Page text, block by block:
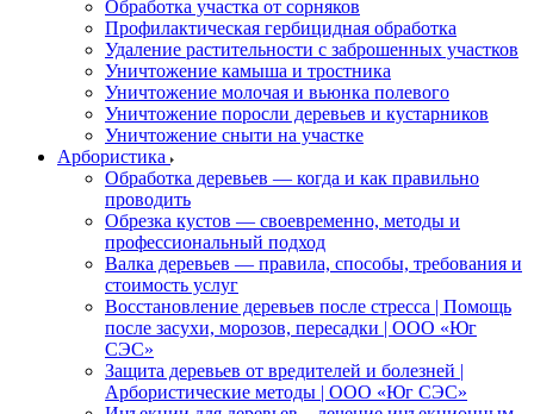
Обработка участка от сорняков
Профилактическая гербицидная обработка
Удаление растительности с заброшенных участков
Уничтожение камыша и тростника
Уничтожение молочая и вьюнка полевого
Уничтожение поросли деревьев и кустарников
Уничтожение сныти на участке
Арбористика
Обработка деревьев — когда и как правильно
проводить
Обрезка кустов — своевременно, методы и
профессиональный подход
Валка деревьев — правила, способы, требования и
стоимость услуг
Восстановление деревьев после стресса | Помощь
после засухи, морозов, пересадки | ООО «Юг
СЭС»
Защита деревьев от вредителей и болезней |
Арбористические методы | ООО «Юг СЭС»